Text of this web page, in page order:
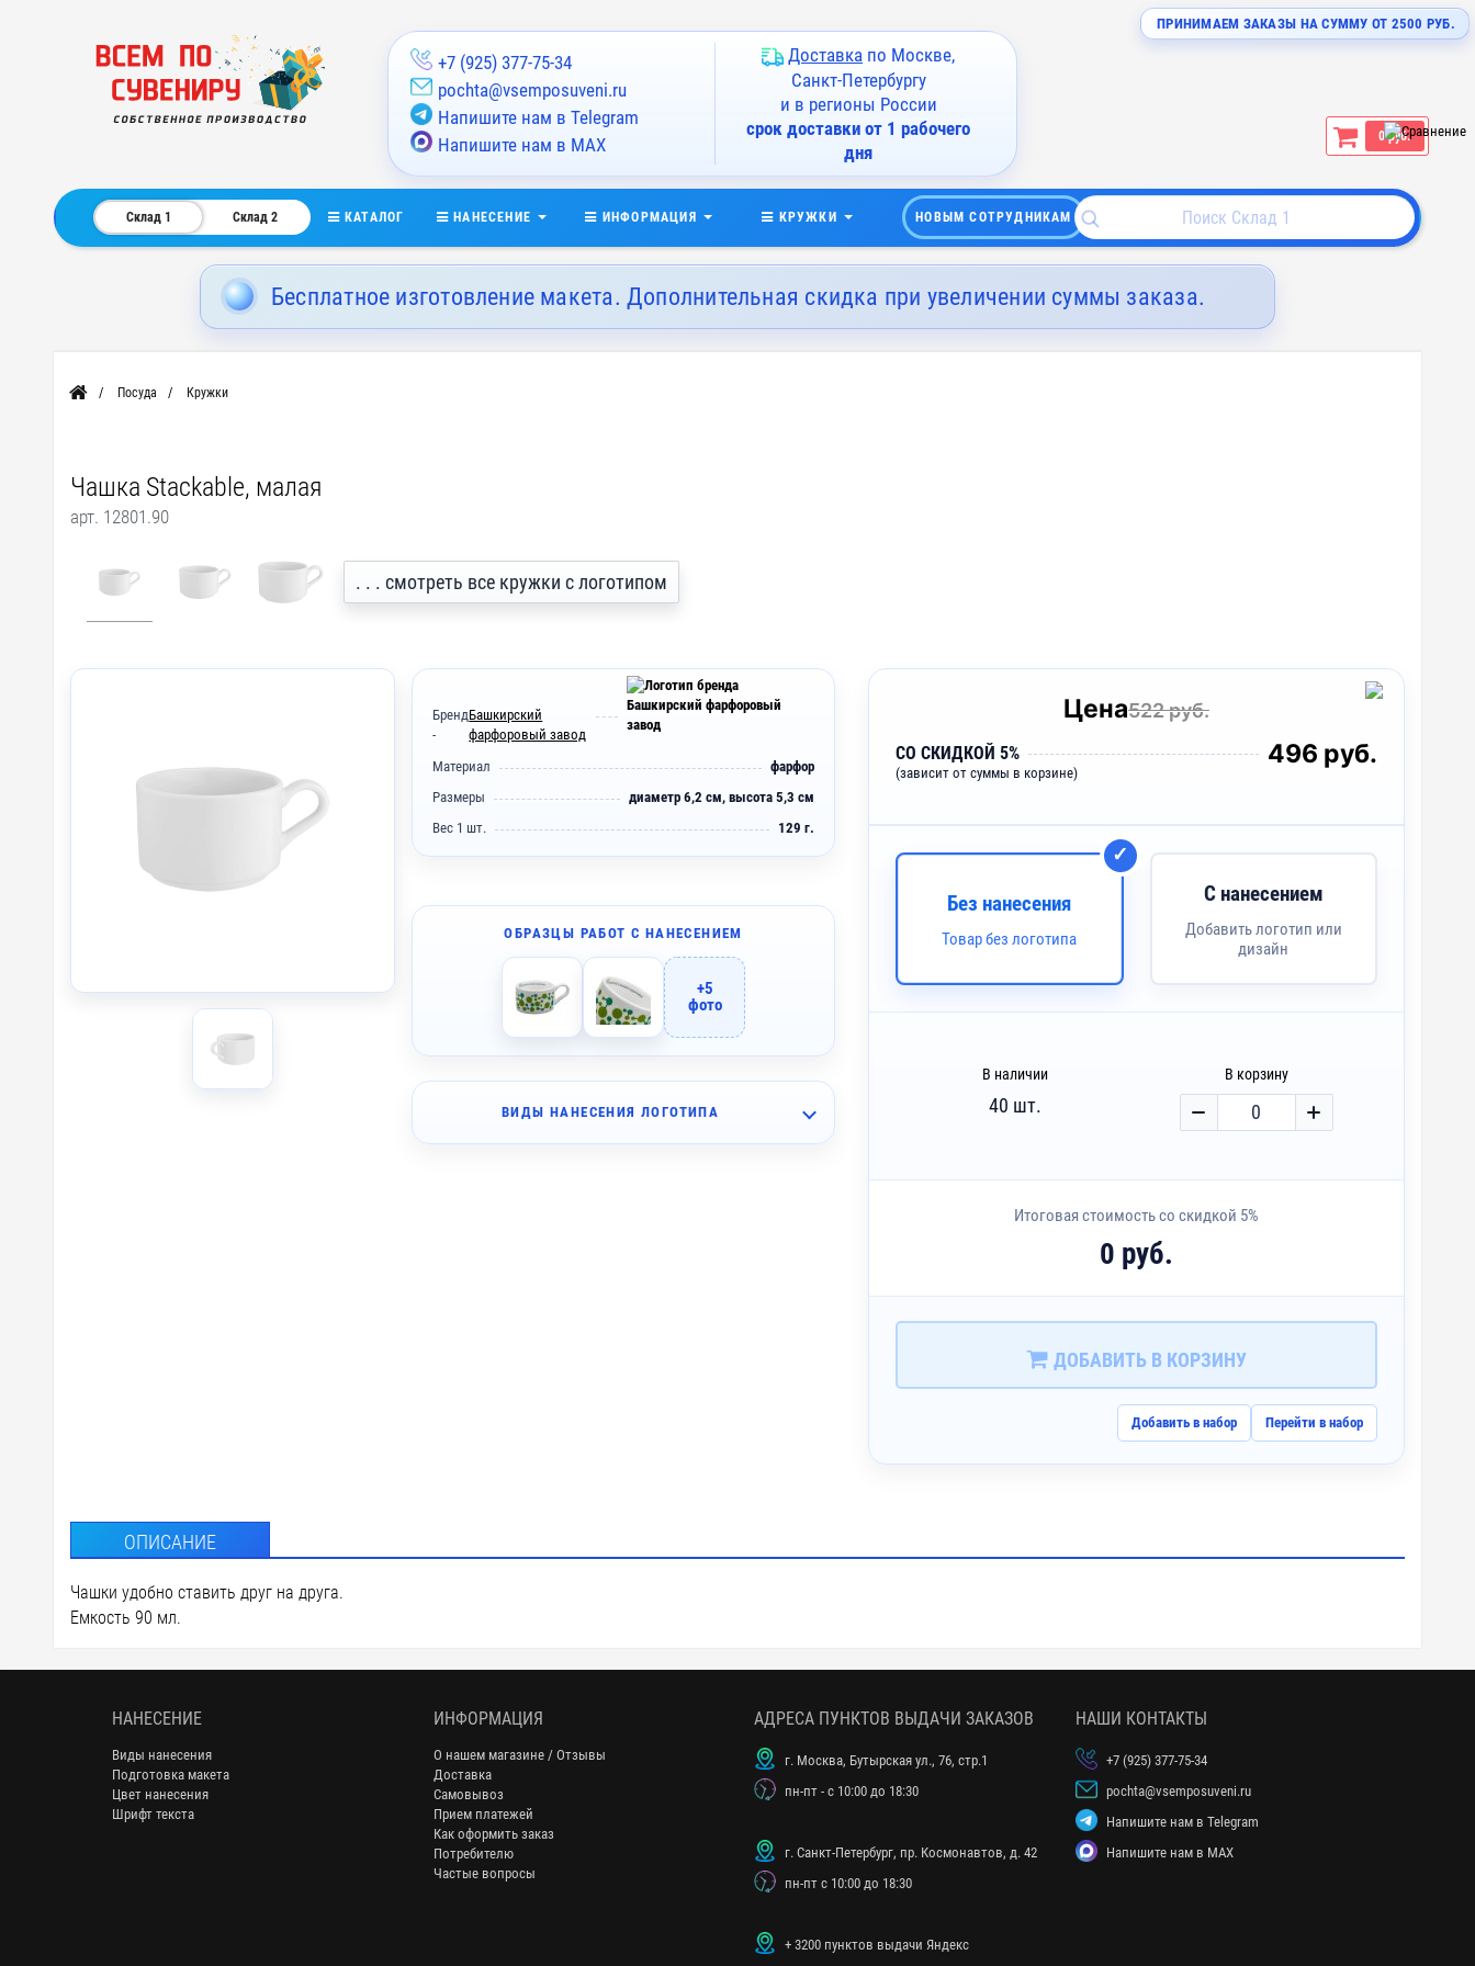
ПРИНИМАЕМ ЗАКАЗЫ НА СУММУ ОТ 2500 РУБ.
+7 (925) 377-75-34
pochta@vsemposuveni.ru
Напишите нам в Telegram
Напишите нам в MAX
Доставка по Москве,
Санкт-Петербургу
и в регионы России
срок доставки от 1 рабочего
дня
0 руб.
Склад 1 Склад 2 КАТАЛОГ НАНЕСЕНИЕ ИНФОРМАЦИЯ КРУЖКИ НОВЫМ СОТРУДНИКАМ
Бесплатное изготовление макета. Дополнительная скидка при увеличении суммы заказа.
Главная Посуда Кружки
Чашка Stackable, малая
арт. 12801.90
. . . смотреть все кружки с логотипом
Бренд
-
Башкирский
фарфоровый завод
Материал
фарфор
Размеры
диаметр 6,2 см, высота 5,3 см
Вес 1 шт.
129 г.
ВИДЫ НАНЕСЕНИЯ ЛОГОТИПА
ОБРАЗЦЫ РАБОТ С НАНЕСЕНИЕМ
+5
фото
Цена522 руб.
СО СКИДКОЙ 5%
(зависит от суммы в корзине)
496 руб.
Без нанесения
Товар без логотипа
С нанесением
Добавить логотип или
дизайн
В наличии В корзину
40 шт.
Итоговая стоимость со скидкой 5%
0 руб.
ДОБАВИТЬ В КОРЗИНУ
Добавить в набор Перейти в набор
ОПИСАНИЕ
Чашки удобно ставить друг на друга.
Емкость 90 мл.
НАНЕСЕНИЕ
Виды нанесения
Подготовка макета
Цвет нанесения
Шрифт текста
ИНФОРМАЦИЯ
О нашем магазине / Отзывы
Доставка
Самовывоз
Прием платежей
Как оформить заказ
Потребителю
Частые вопросы
АДРЕСА ПУНКТОВ ВЫДАЧИ ЗАКАЗОВ
г. Москва, Бутырская ул., 76, стр.1
пн-пт - с 10:00 до 18:30
г. Санкт-Петербург, пр. Космонавтов, д. 42
пн-пт с 10:00 до 18:30
+ 3200 пунктов выдачи Яндекс
НАШИ КОНТАКТЫ
+7 (925) 377-75-34
pochta@vsemposuveni.ru
Напишите нам в Telegram
Напишите нам в MAX